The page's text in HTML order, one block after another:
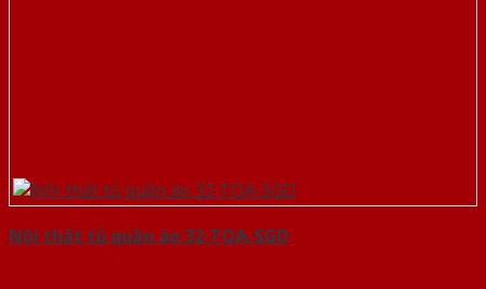
Nội thất tủ quần áo 32-TQA-SGD